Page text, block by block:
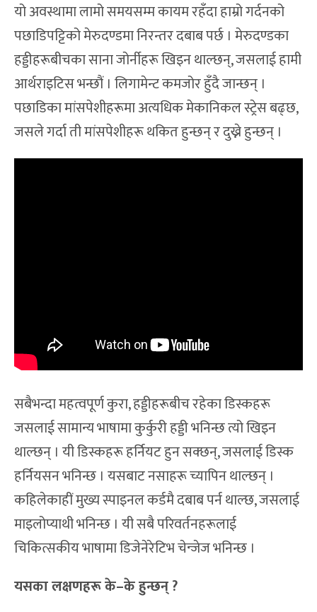
यो अवस्थामा लामो समयसम्म कायम रहँदा हाम्रो गर्दनको
पछाडिपट्टिको मेरुदण्डमा निरन्तर दबाब पर्छ । मेरुदण्डका
हड्डीहरूबीचका साना जोर्नीहरू खिइन थाल्छन्, जसलाई हामी
आर्थराइटिस भन्छौं । लिगामेन्ट कमजोर हुँदै जान्छन् ।
पछाडिका मांसपेशीहरूमा अत्यधिक मेकानिकल स्ट्रेस बढ्छ,
जसले गर्दा ती मांसपेशीहरू थकित हुन्छन् र दुख्ने हुन्छन् ।
सबैभन्दा महत्वपूर्ण कुरा, हड्डीहरूबीच रहेका डिस्कहरू
जसलाई सामान्य भाषामा कुर्कुरी हड्डी भनिन्छ त्यो खिइन
थाल्छन् । यी डिस्कहरू हर्नियट हुन सक्छन्, जसलाई डिस्क
हर्नियसन भनिन्छ । यसबाट नसाहरू च्यापिन थाल्छन् ।
कहिलेकाहीं मुख्य स्पाइनल कर्डमै दबाब पर्न थाल्छ, जसलाई
माइलोप्याथी भनिन्छ । यी सबै परिवर्तनहरूलाई
चिकित्सकीय भाषामा डिजेनेरेटिभ चेन्जेज भनिन्छ ।
यसका लक्षणहरू के–के हुन्छन् ?